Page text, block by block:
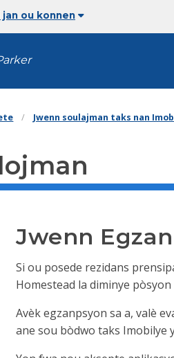
jan ou konnen
Jwenn soulajman taks nan
Jwenn
Si ou posede rezidans
Homestead la diminye
Avèk egzanpsyon sa a, valè
ane sou bòdwo taks Imobilye